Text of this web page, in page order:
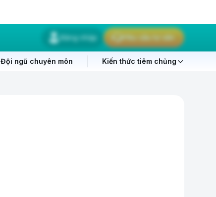
Đăng nhập Yêu cầu tư vấn
Đội ngũ chuyên môn Kiến thức tiêm chủng